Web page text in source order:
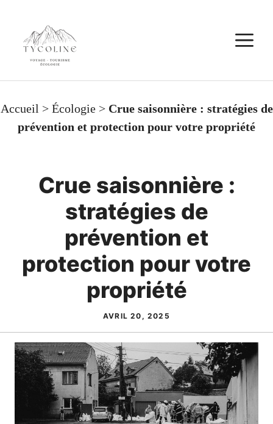
contenu
Accueil > Écologie> Crue saisonnière : stratégies de
prévention et protection pour votre propriété
Crue saisonnière :
stratégies de
prévention et
protection pour votre
propriété
AVRIL 20, 2025